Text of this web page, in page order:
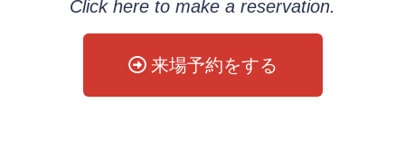
Click here to make a reservation.
来場予約をする